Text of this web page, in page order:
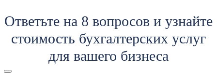
Ответьте на 8 вопросов и узнайте
стоимость бухгалтерских услуг
для вашего бизнеса